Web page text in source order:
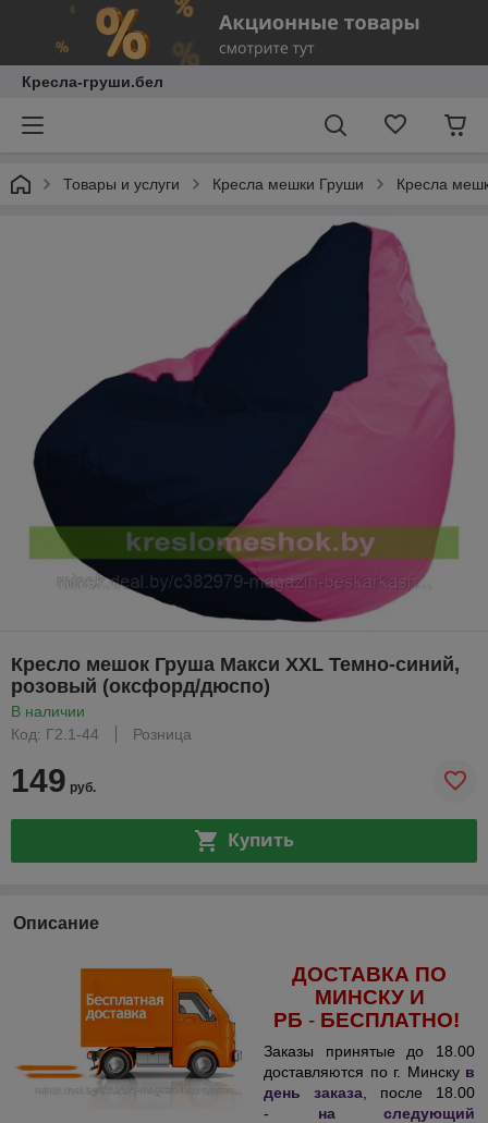
Кресла-груши.бел
Товары и услуги Кресла мешки Груши Кресла
Кресло мешок Груша Макси XXL Темно-синий,
розовый (оксфорд/дюспо)
В наличии
Код: Г2.1-44
Розница
149 руб.
Купить
Описание
ДОСТАВКА ПО
МИНСКУ И
РБ - БЕСПЛАТНО!
Заказы принятые до 18.00
доставляются по г. Минску в
день заказа , после 18.00
- на следующий